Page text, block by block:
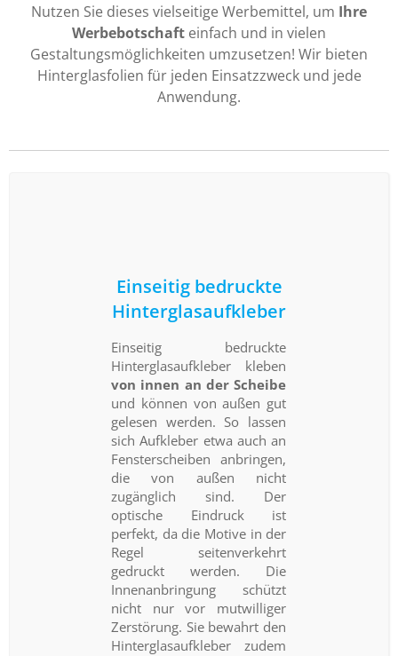
Nutzen Sie dieses vielseitige Werbemittel, um Ihre
Werbebotschaft einfach und in vielen
Gestaltungsmöglichkeiten umzusetzen! Wir bieten
Hinterglasfolien für jeden Einsatzzweck und jede
Anwendung.
Einseitig bedruckte
Hinterglasaufkleber
Einseitig bedruckte
Hinterglasaufkleber kleben
von innen an der Scheibe
und können von außen gut
gelesen werden. So lassen
sich Aufkleber etwa auch an
Fensterscheiben anbringen,
die von außen nicht
zugänglich sind. Der
optische Eindruck ist
perfekt, da die Motive in der
Regel seitenverkehrt
gedruckt werden. Die
Innenanbringung schützt
nicht nur vor mutwilliger
Zerstörung. Sie bewahrt den
Hinterglasaufkleber zudem